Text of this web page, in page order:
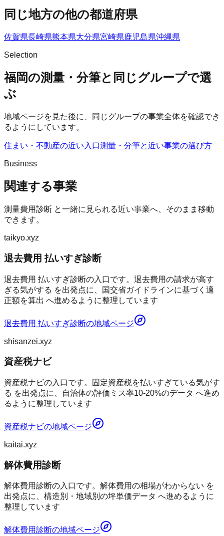
同じ地方の他の都道府県
佐賀県長崎県熊本県大分県宮崎県鹿児島県沖縄県
Selection
福岡の測量・分筆と同じグループで選
ぶ
地域ページを見た後に、同じグループの事業全体を確認でき
るようにしています。
住まい・不動産の近い入口測量・分筆と近い事業の選び方
Business
関連する事業
測量費用診断 と一緒に見られる近い事業へ、そのまま移動
できます。
taikyo.xyz
退去費用 払いすぎ診断
退去費用 払いすぎ診断の入口です。退去費用の請求が高す
ぎる気がする を出発点に、国交省ガイドラインに基づく適
正額を算出 へ進めるように整理しています
退去費用 払いすぎ診断の地域ページ
shisanzei.xyz
資産税ナビ
資産税ナビの入口です。固定資産税を払いすぎている気がす
る を出発点に、自治体の評価ミス率10-20%のデータ へ進め
るように整理しています
資産税ナビの地域ページ
kaitai.xyz
解体費用診断
解体費用診断の入口です。解体費用の相場がわからない を
出発点に、構造別・地域別の坪単価データ へ進めるように
整理しています
解体費用診断の地域ページ